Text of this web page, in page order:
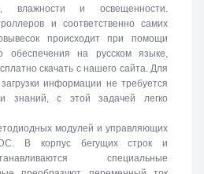
влажности и освещенности.
и соответственно самих
происходит при помощи
обеспечения на русском языке,
скачать с нашего сайта. Для
информации не требуется
знаний, с этой задачей легко
модулей и управляющих
В корпус бегущих строк и
специальные